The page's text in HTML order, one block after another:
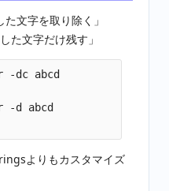
文字を取り除く」
た文字だけ残す」
-dc abcd
-d abcd
よりもカスタマイズ